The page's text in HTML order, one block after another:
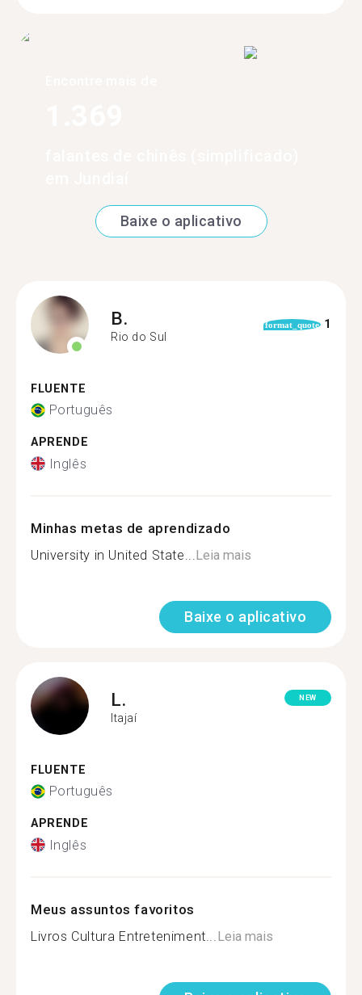
Baixe o aplicativo
B.
Rio do Sul
format_quote 1
FLUENTE
Português
APRENDE
Inglês
Minhas metas de aprendizado
University in United State... Leia mais
Baixe o aplicativo
L.
Itajaí
NEW
FLUENTE
Português
APRENDE
Inglês
Meus assuntos favoritos
Livros Cultura Entreteniment... Leia mais